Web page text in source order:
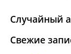
Случайный
Свежие